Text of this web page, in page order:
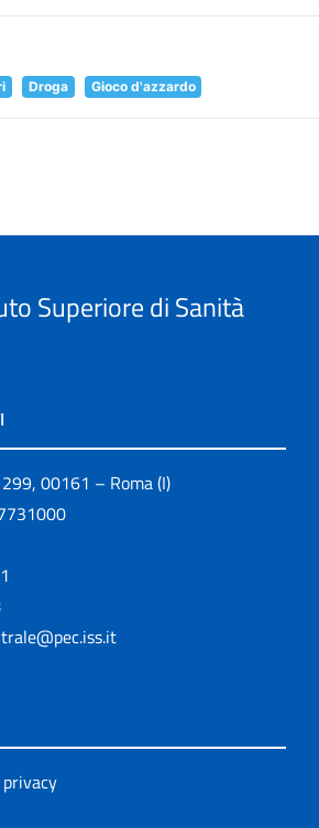
Droga Gioco d'azzardo
Superiore di Sanità
00161 – Roma (I)